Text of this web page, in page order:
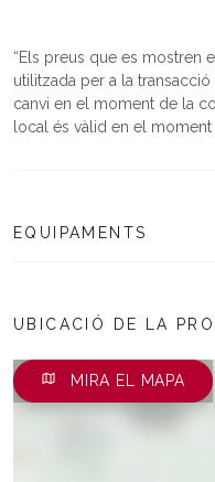
Els preus que es mostren
utilitzada per a la
canvi en el moment de la
local és vàlid en el moment
EQUIPAMENTS
UBICACIÓ DE LA
MIRA EL MAPA